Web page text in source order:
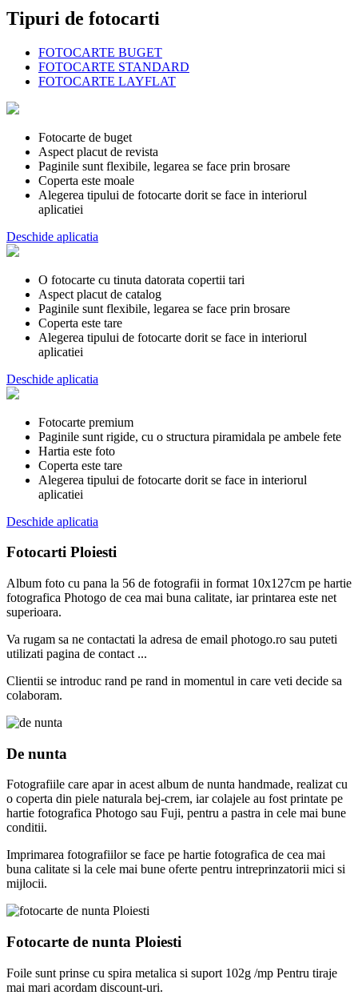
Tipuri de fotocarti
FOTOCARTE BUGET
FOTOCARTE STANDARD
FOTOCARTE LAYFLAT
Fotocarte de buget
Aspect placut de revista
Paginile sunt flexibile, legarea se face prin brosare
Coperta este moale
Alegerea tipului de fotocarte dorit se face in interiorul
aplicatiei
Deschide aplicatia
O fotocarte cu tinuta datorata copertii tari
Aspect placut de catalog
Paginile sunt flexibile, legarea se face prin brosare
Coperta este tare
Alegerea tipului de fotocarte dorit se face in interiorul
aplicatiei
Deschide aplicatia
Fotocarte premium
Paginile sunt rigide, cu o structura piramidala pe ambele fete
Hartia este foto
Coperta este tare
Alegerea tipului de fotocarte dorit se face in interiorul
aplicatiei
Deschide aplicatia
Fotocarti Ploiesti
Album foto cu pana la 56 de fotografii in format 10x127cm pe hartie
fotografica Photogo de cea mai buna calitate, iar printarea este net
superioara.
Va rugam sa ne contactati la adresa de email photogo.ro sau puteti
utilizati pagina de contact ...
Clientii se introduc rand pe rand in momentul in care veti decide sa
colaboram.
De nunta
Fotografiile care apar in acest album de nunta handmade, realizat cu
o coperta din piele naturala bej-crem, iar colajele au fost printate pe
hartie fotografica Photogo sau Fuji, pentru a pastra in cele mai bune
conditii.
Imprimarea fotografiilor se face pe hartie fotografica de cea mai
buna calitate si la cele mai bune oferte pentru intreprinzatorii mici si
mijlocii.
Fotocarte de nunta Ploiesti
Foile sunt prinse cu spira metalica si suport 102g /mp Pentru tiraje
mai mari acordam discount-uri.